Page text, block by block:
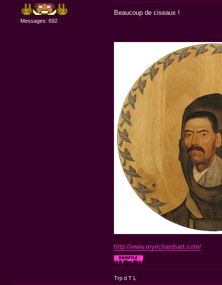
Messages: 692
Beaucoup de ciseaux !
http://www.myrichardsart.com/
Trp d T L